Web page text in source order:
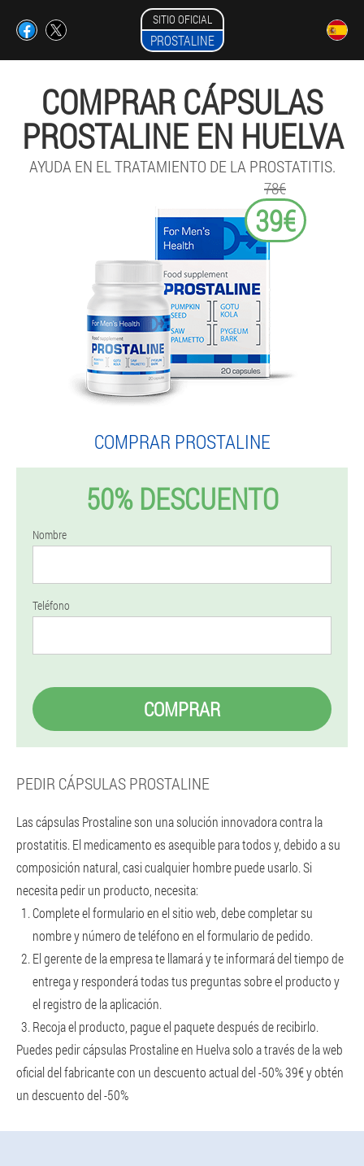
SITIO OFICIAL
PROSTALINE
COMPRAR CÁPSULAS
PROSTALINE EN HUELVA
AYUDA EN EL TRATAMIENTO DE LA PROSTATITIS.
78€
39€
COMPRAR PROSTALINE
50% DESCUENTO
Nombre
Teléfono
COMPRAR
PEDIR CÁPSULAS PROSTALINE
Las cápsulas Prostaline son una solución innovadora contra la
prostatitis. El medicamento es asequible para todos y, debido a su
composición natural, casi cualquier hombre puede usarlo. Si
necesita pedir un producto, necesita:
Complete el formulario en el sitio web, debe completar su
nombre y número de teléfono en el formulario de pedido.
El gerente de la empresa te llamará y te informará del tiempo de
entrega y responderá todas tus preguntas sobre el producto y
el registro de la aplicación.
Recoja el producto, pague el paquete después de recibirlo.
Puedes pedir cápsulas Prostaline en Huelva solo a través de la web
oficial del fabricante con un descuento actual del -50% 39€ y obtén
un descuento del -50%